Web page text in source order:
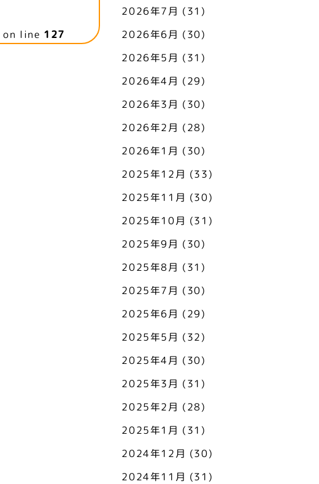
on line 127
2026年7月 (31)
2026年6月 (30)
2026年5月 (31)
2026年4月 (29)
2026年3月 (30)
2026年2月 (28)
2026年1月 (30)
2025年12月 (33)
2025年11月 (30)
2025年10月 (31)
2025年9月 (30)
2025年8月 (31)
2025年7月 (30)
2025年6月 (29)
2025年5月 (32)
2025年4月 (30)
2025年3月 (31)
2025年2月 (28)
2025年1月 (31)
2024年12月 (30)
2024年11月 (31)